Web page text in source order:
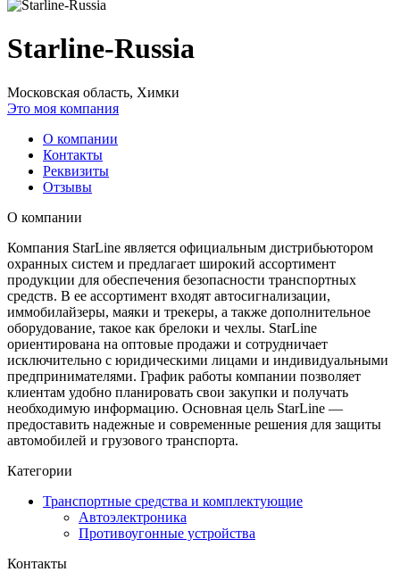
Starline-Russia
Московская область, Химки
Это моя компания
О компании
Контакты
Реквизиты
Отзывы
О компании
Компания StarLine является официальным дистрибьютором
охранных систем и предлагает широкий ассортимент
продукции для обеспечения безопасности транспортных
средств. В ее ассортимент входят автосигнализации,
иммобилайзеры, маяки и трекеры, а также дополнительное
оборудование, такое как брелоки и чехлы. StarLine
ориентирована на оптовые продажи и сотрудничает
исключительно с юридическими лицами и индивидуальными
предпринимателями. График работы компании позволяет
клиентам удобно планировать свои закупки и получать
необходимую информацию. Основная цель StarLine —
предоставить надежные и современные решения для защиты
автомобилей и грузового транспорта.
Категории
Транспортные средства и комплектующие
Автоэлектроника
Противоугонные устройства
Контакты